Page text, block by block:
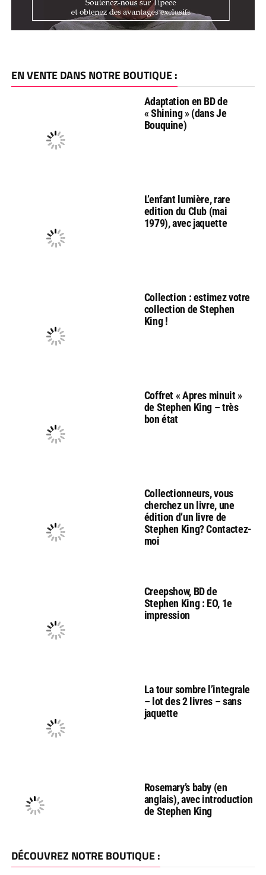
EN VENTE DANS NOTRE BOUTIQUE :
Adaptation en BD de
« Shining » (dans Je
Bouquine)
L’enfant lumière, rare
edition du Club (mai
1979), avec jaquette
Collection : estimez votre
collection de Stephen
King !
Coffret « Apres minuit »
de Stephen King – très
bon état
Collectionneurs, vous
cherchez un livre, une
édition d’un livre de
Stephen King? Contactez-
moi
Creepshow, BD de
Stephen King : EO, 1e
impression
La tour sombre l’integrale
– lot des 2 livres – sans
jaquette
Rosemary’s baby (en
anglais), avec introduction
de Stephen King
DÉCOUVREZ NOTRE BOUTIQUE :